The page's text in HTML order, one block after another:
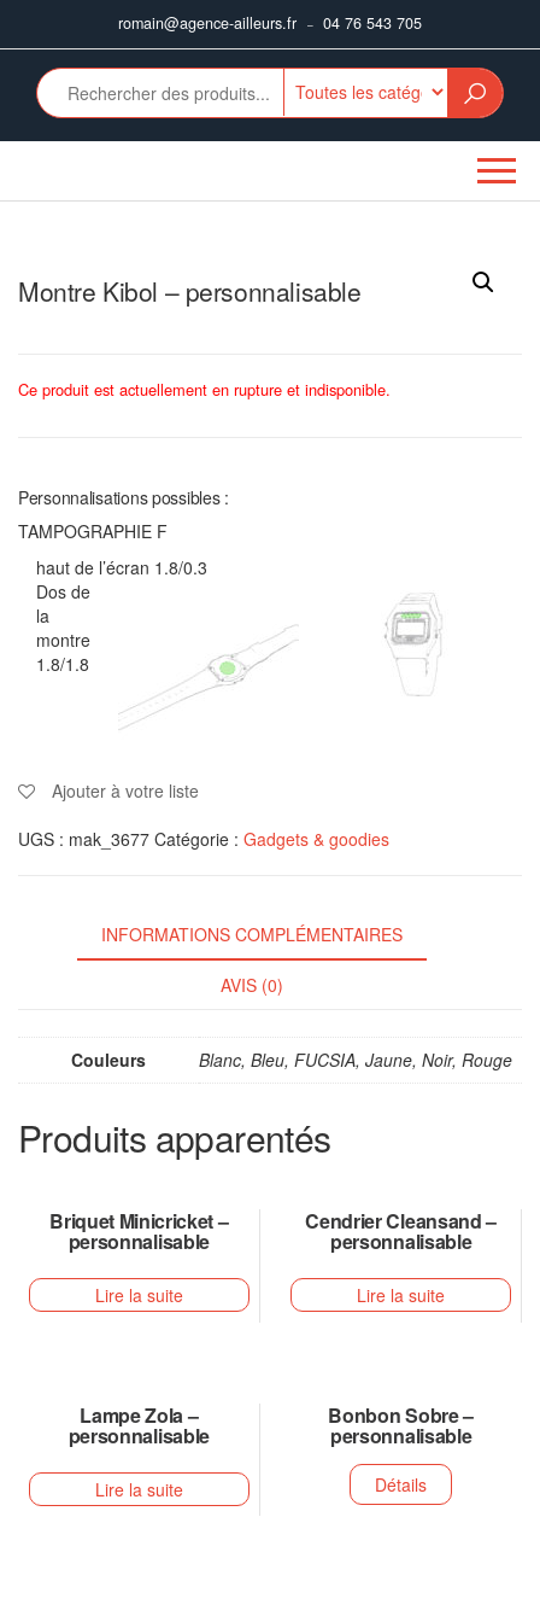
romain@agence-ailleurs.fr – 04 76 543 705
Montre Kibol – personnalisable
Ce produit est actuellement en rupture et indisponible.
Personnalisations possibles :
TAMPOGRAPHIE F
haut de l’écran 1.8/0.3
Dos de
la
montre
1.8/1.8
Ajouter à votre liste
UGS : mak_3677 Catégorie : Gadgets & goodies
INFORMATIONS COMPLÉMENTAIRES
AVIS (0)
Couleurs Blanc, Bleu, FUCSIA, Jaune, Noir, Rouge
Produits apparentés
Briquet Minicricket –
personnalisable
Lire la suite
Cendrier Cleansand –
personnalisable
Lire la suite
Lampe Zola –
personnalisable
Lire la suite
Bonbon Sobre –
personnalisable
Détails